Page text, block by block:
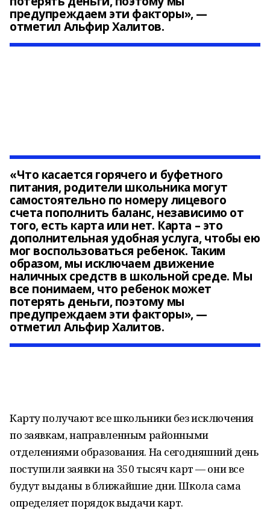
предупреждаем эти факторы», —
отметил Альфир Халитов.
«Что касается горячего и буфетного
питания, родители школьника могут
самостоятельно по номеру лицевого
счета пополнить баланс, независимо от
того, есть карта или нет. Карта – это
дополнительная удобная услуга, чтобы ею
мог воспользоваться ребенок. Таким
образом, мы исключаем движение
наличных средств в школьной среде. Мы
все понимаем, что ребенок может
потерять деньги, поэтому мы
предупреждаем эти факторы», —
отметил Альфир Халитов.
Карту получают все школьники без исключения
по заявкам, направленным районными
отделениями образования. На сегодняшний день
поступили заявки на 350 тысяч карт — они все
будут выданы в ближайшие дни. Школа сама
определяет порядок выдачи карт.